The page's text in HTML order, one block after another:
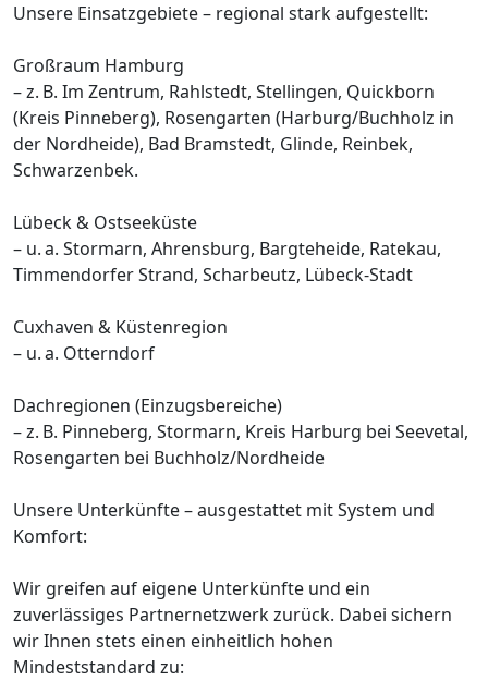
Unsere Einsatzgebiete – regional stark aufgestellt:
Großraum Hamburg
– z. B. Im Zentrum, Rahlstedt, Stellingen, Quickborn
(Kreis Pinneberg), Rosengarten (Harburg/Buchholz in
der Nordheide), Bad Bramstedt, Glinde, Reinbek,
Schwarzenbek.
Lübeck & Ostseeküste
– u. a. Stormarn, Ahrensburg, Bargteheide, Ratekau,
Timmendorfer Strand, Scharbeutz, Lübeck-Stadt
Cuxhaven & Küstenregion
– u. a. Otterndorf
Dachregionen (Einzugsbereiche)
– z. B. Pinneberg, Stormarn, Kreis Harburg bei Seevetal,
Rosengarten bei Buchholz/Nordheide
Unsere Unterkünfte – ausgestattet mit System und
Komfort:
Wir greifen auf eigene Unterkünfte und ein
zuverlässiges Partnernetzwerk zurück. Dabei sichern
wir Ihnen stets einen einheitlich hohen
Mindeststandard zu: